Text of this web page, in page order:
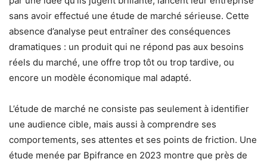
sans avoir effectué une étude de marché sérieuse. Cette
absence d’analyse peut entraîner des conséquences
dramatiques : un produit qui ne répond pas aux besoins
réels du marché, une offre trop tôt ou trop tardive, ou
encore un modèle économique mal adapté.
L’étude de marché ne consiste pas seulement à identifier
une audience cible, mais aussi à comprendre ses
comportements, ses attentes et ses points de friction. Une
étude menée par Bpifrance en 2023 montre que près de